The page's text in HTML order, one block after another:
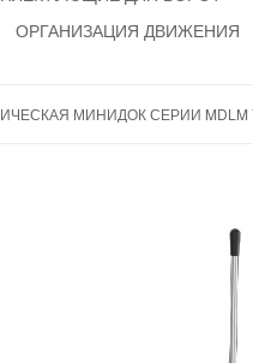
ОРГАНИЗАЦИЯ ДВИЖЕНИЯ
МИНИДОК СЕРИИ MDLM